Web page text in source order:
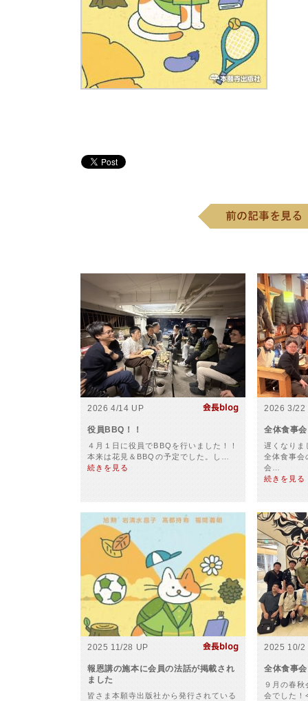
2026 4/14 UP
役員BBQ！！
４月１日に役員でBBQを行いました！！
本来は花見＆BBQの予定でした。し…
続きを見る
2026 3/22
全体食事
遅くなりま
全体食事会
会…
続きを見る
2025 11/28 UP
報恩講の施本に会員の法話が掲載され
ました
皆さま本願寺出版社から発行されている
2025 10/2
全体食事
９月の春秋
会でした！